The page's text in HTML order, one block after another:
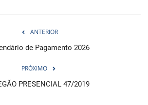
ANTERIOR
de Pagamento 2026
PRÓXIMO
PRESENCIAL 47/2019